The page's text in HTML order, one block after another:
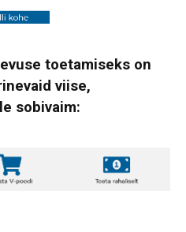
toetamiseks on
viise,
sobivaim: